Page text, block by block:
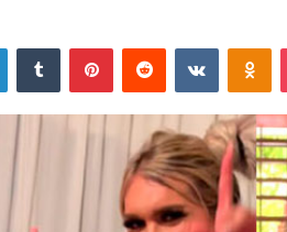
LinkedInTumblr PinterestReddit VKontakte